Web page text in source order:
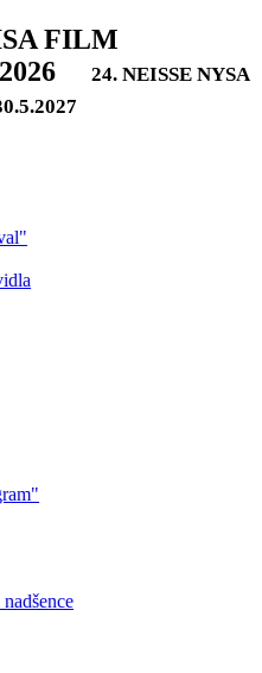
FILM
24. NEISSE NYSA